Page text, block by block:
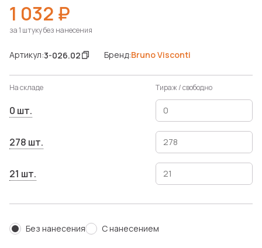
1 032 ₽
за 1 штуку без нанесения
Артикул:3-026.02 Бренд:Bruno Visconti
На складе Тираж / свободно
0 шт.
278 шт.
21 шт.
Без нанесения С нанесением